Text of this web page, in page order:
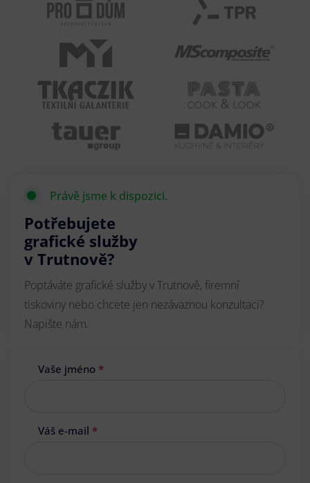
Právě jsme k dispozici.
Potřebujete
grafické služby
v Trutnově?
Poptáváte grafické služby v Trutnově, firemní
tiskoviny nebo chcete jen nezávaznou konzultaci?
Napište nám.
Vaše jméno *
Váš e-mail *